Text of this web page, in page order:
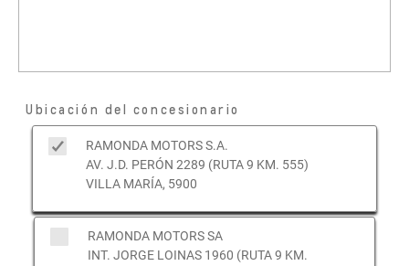
Ubicación del concesionario
RAMONDA MOTORS S.A.
AV. J.D. PERÓN 2289 (RUTA 9 KM. 555)
VILLA MARÍA, 5900
RAMONDA MOTORS SA
INT. JORGE LOINAS 1960 (RUTA 9 KM.